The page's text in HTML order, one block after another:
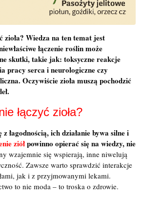
zioła? Wiedza na ten temat jest
łączenie roślin może
skutki, takie jak: toksyczne reakcje
pracy serca i neurologiczne czy
Oczywiście zioła muszą pochodzić
łączyć zioła?
łagodnością, ich działanie bywa silne i
ziółpowinno opierać się na wiedzy, nie
wzajemnie się wspierają, inne niwelują
Zawsze warto sprawdzić interakcje
jak i z przyjmowanymi lekami.
to nie moda – to troska o zdrowie.